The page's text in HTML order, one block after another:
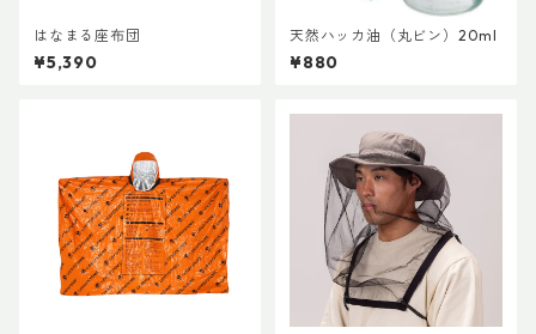
はなまる座布団
¥5,390
天然ハッカ油（丸ビン）20ml
¥880